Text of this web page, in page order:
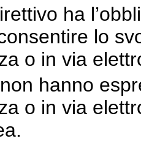
ha
lo
o in via
hanno
o in via